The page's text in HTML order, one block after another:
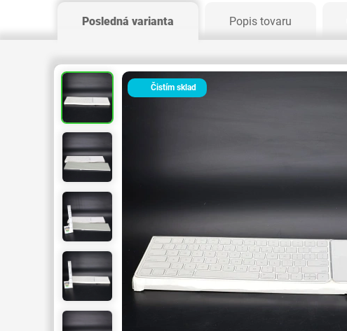
Posledná varianta Popis tovaru
Čistím sklad